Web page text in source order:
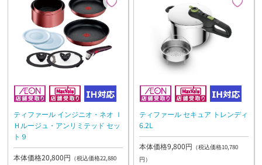
ティファール インジニオ・ネオ Ｉ
Ｈルージュ・アンリミテッド セッ
ト９
本体価格20,800円 （税込価格22,880
ティファール セキュア トレンディ
6.2L
本体価格9,800円 （税込価格10,780
円）